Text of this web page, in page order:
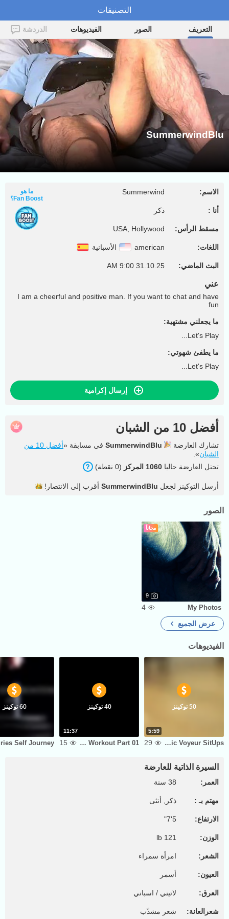
SummerwindBlu
التعريف الصور الفيديوهات الدردشة
SummerwindBlu
الاسم: Summerwind
أنا : ذكر
مسقط الرأس: USA, Hollywood
اللغات: american الأسبانية
البث الماضي: 31.10.25 9:00 AM
ما هو
Fan Boost؟
عني
I am a cheerful and positive man. If you want to chat and have
fun
ما يجعلني مشتهية:
Let's Play...
ما يطفئ شهوتي:
Let's Play...
إرسال إكرامية
أفضل 10 من الشبان
تشارك العارضة SummerwindBlu في مسابقة «
أفضل 10 من
الشبان».
تحتل العارضة حاليا 1060 المركز (0 نقطة).
أرسل التوكينز لجعل SummerwindBlu أقرب إلى الانتصار!
الصور
مجاناً
9
My Photos
4
عرض الجميع
الفيديوهات
5:59
50 توكينز
Erotic Voyeur SitUps
29
11:37
40 توكينز
The Gym Erotic Workout Part 01
15
60 توكينز
السيرة الذاتية للعارضة
العمر: 38 سنة
مهتم بـ : ذكر, أنثى
الارتفاع: 5'7"
الوزن: 121 lb
الشعر: امرأة سمراء
العيون: أسمر
العرق: لاتيني / اسباني
شعرالعانة: شعر مشذّب
التصنيفات